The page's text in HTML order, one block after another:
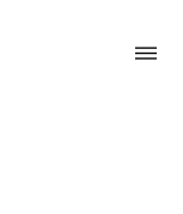
Attiva/Disattiva il menù